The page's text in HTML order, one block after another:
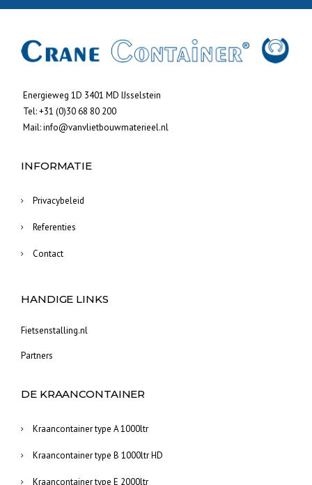
Energieweg 1D 3401 MD IJsselstein
Tel:+31 (0)30 68 80 200
Mail:info@vanvlietbouwmaterieel.nl
INFORMATIE
Privacybeleid
Referenties
Contact
HANDIGE LINKS
Fietsenstalling.nl
Partners
DE KRAANCONTAINER
Kraancontainer type A 1000ltr
Kraancontainer type B 1000ltr HD
Kraancontainer type E 2000ltr